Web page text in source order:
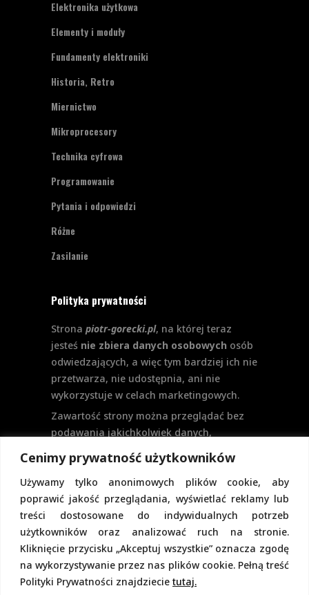
Cenimy prywatność użytkowników
Używamy tylko anonimowych plików cookie, aby
poprawić jakość przeglądania, wyświetlać reklamy lub
treści dostosowane do indywidualnych potrzeb
użytkowników oraz analizować ruch na stronie.
Kliknięcie przycisku „Akceptuj wszystkie” oznacza zgodę
na wykorzystywanie przez nas plików cookie. Pełną treść
Polityki Prywatności znajdziecie tutaj.
Elektronika użytkowa
Elementy i moduły
Fundamenty elektroniki
Historia, Retro
Miernictwo
Mikroprocesory
Technika cyfrowa
Programowanie
Pytania i odpowiedzi
Różne
Zasilanie
Polityka prywatności
Strona piotr-gorecki.pl, na której teraz
jesteś nie zbiera danych osobowych osób
odwiedzających, a więc tym bardziej ich nie
przetwarza, nie udostępnia, ani nie
wykorzystuje w celach marketingowych.
Zawartość strony można przeglądać bez
podawania jakichkolwiek danych,
logowanie. Aktualnie na stronie nie
przewiduje się formularzy kontaktowych
ani systemu komentarzy, co wiązałoby się
z udostępnianiem i przetwarzaniem
danych osobowych.
Pełną politykę prywatności znajdziecie
pod tym linkiem.
Polityka Cookies